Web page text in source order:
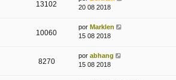
13102
20 08 2018
10060
por Marklen
15 08 2018
8270
por abhang
15 08 2018